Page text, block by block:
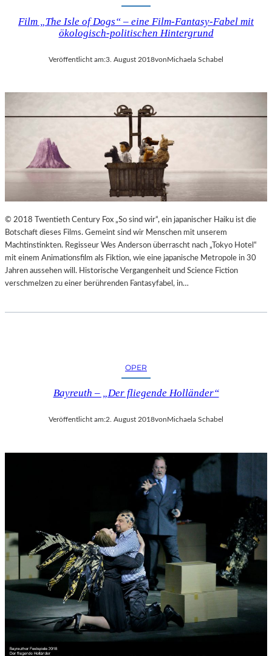
Film „The Isle of Dogs“ – eine Film-Fantasy-Fabel mit
ökologisch-politischen Hintergrund
Veröffentlicht am:3. August 2018vonMichaela Schabel
© 2018 Twentieth Century Fox „So sind wir“, ein japanischer Haiku ist die
Botschaft dieses Films. Gemeint sind wir Menschen mit unserem
Machtinstinkten. Regisseur Wes Anderson überrascht nach „Tokyo Hotel“
mit einem Animationsfilm als Fiktion, wie eine japanische Metropole in 30
Jahren aussehen will. Historische Vergangenheit und Science Fiction
verschmelzen zu einer berührenden Fantasyfabel, in…
OPER
Bayreuth – „Der fliegende Holländer“
Veröffentlicht am:2. August 2018von Michaela Schabel